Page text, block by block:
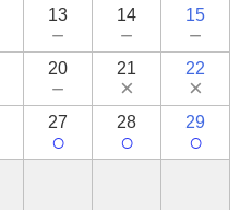
13
－
14
－
15
－
20
－
21
×
22
×
27
○
28
○
29
○